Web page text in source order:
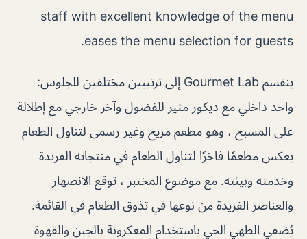
staff with excellent knowledge of the menu
eases the menu selection for guests.
ينقسم Gourmet Lab إلى ترتيبين مختلفين للجلوس:
واحد داخلي مع ديكور مثير للفضول وآخر خارجي مع إطلالة
على المسبح ، وهو مطعم مريح وغير رسمي لتناول الطعام
يعكس مطعمًا فاخرًا لتناول الطعام في منتجاته الفريدة
وخدمته وبيئته. مع موضوع المختبر ، توقع الانصهار
والعناصر الفريدة من نوعها في تذوق الطعام في القائمة.
يُضفي الطهي الحي باستخدام المعكرونة بالجبن والقهوة